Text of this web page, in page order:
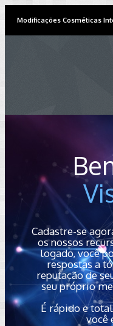
Modificações Cosméticas
Cadastre-se
os nossos
logado, você
respostas a
reputação de
seu próprio
É rápido e
você